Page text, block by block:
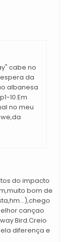
cabe no
da
albanesa
10.Em
no meu
do impacto
bom de
cançao
Bird.Creio
diferença e